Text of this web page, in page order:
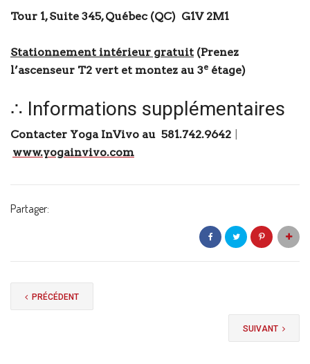
Tour 1, Suite 345,Québec (QC) G1V 2M1
Stationnement intérieur gratuit (Prenez
l’ascenseur T2 vert et montez au 3e étage)
∴ Informations supplémentaires
Contacter Yoga InVivo au 581.742.9642
www.yogainvivo.com
Partager:
PRÉCÉDENT
SUIVANT